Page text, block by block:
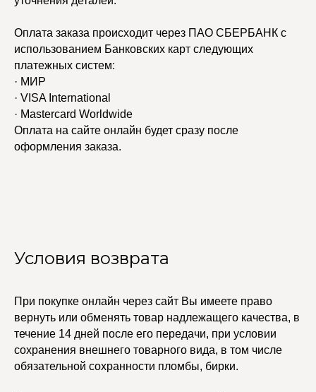
Оплата заказа происходит через ПАО СБЕРБАНК с
использованием Банковских карт следующих
платежных систем:
· МИР
· VISA International
· Mastercard Worldwide
Оплата на сайте онлайн будет сразу после
оформления заказа.
Условия возврата
При покупке онлайн через сайт Вы имеете право
вернуть или обменять товар надлежащего качества, в
течение 14 дней после его передачи, при условии
сохранения внешнего товарного вида, в том числе
обязательной сохранности пломбы, бирки.